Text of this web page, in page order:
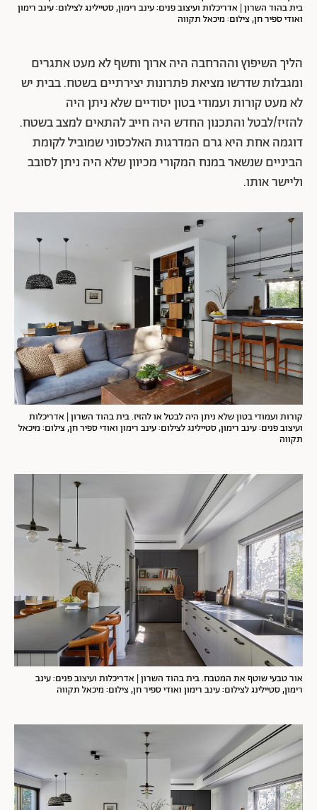
בית בהוד השרון | אדריכלות ועיצוב פנים: עינב רימון, סטיילינג לצילום: עינב רימון
ואודי ספיר חן, צילום: מיכאל תקווה
הליך השיפוץ וההרחבה היה ארוך וחשף לא מעט אתגרים
ומגבלות שדרשו מציאת פתרונות יצירתיים בשטח. בבית יש
לא מעט קורות ועמודי בטון יסודיים שלא ניתן היה
להזיז/לבטל והתכנון החדש היה חייב להתאים למצב בשטח.
דוגמה אחת היא גרם המדרגות האלכסוני שמוביל לקומת
הביניים שנשאר במנח המקורי מכיוון שלא היה ניתן לסובב
וליישר אותו.
קורות ועמודי בטון שלא ניתן היה לבטל או להזיז. בית בהוד השרון | אדריכלות
ועיצוב פנים: עינב רימון, סטיילינג לצילום: עינב רימון ואודי ספיר חן, צילום: מיכאל
תקווה
אור טבעי שוטף את המטבח. בית בהוד השרון | אדריכלות ועיצוב פנים: עינב
רימון, סטיילינג לצילום: עינב רימון ואודי ספיר חן, צילום: מיכאל תקווה